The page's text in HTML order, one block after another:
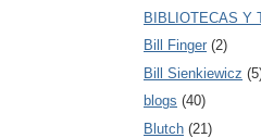
BIBLIOTECAS Y
Bill Finger (2)
Bill Sienkiewicz
blogs (40)
Blutch (21)